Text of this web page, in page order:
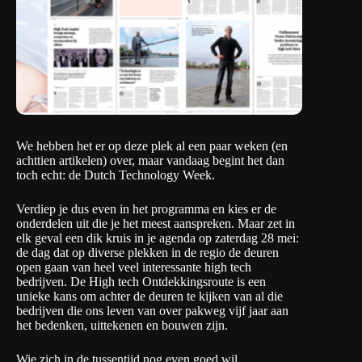
We hebben het er op deze plek al een paar weken (en
achttien artikelen) over, maar vandaag begint het dan
toch echt: de Dutch Technology Week.
Verdiep je dus even in het programma en kies er de
onderdelen uit die je het meest aanspreken. Maar zet in
elk geval een dik kruis in je agenda op zaterdag 28 mei:
de dag dat op diverse plekken in de regio de deuren
open gaan van heel veel interessante high tech
bedrijven. De High tech Ontdekkingsroute is een
unieke kans om achter de deuren te kijken van al die
bedrijven die ons leven van over pakweg vijf jaar aan
het bedenken, uittekenen en bouwen zijn.